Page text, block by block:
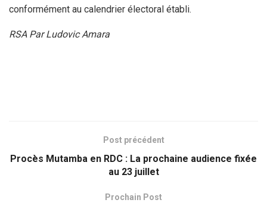
conformément au calendrier électoral établi.
RSA Par Ludovic Amara
Post précédent
Procès Mutamba en RDC : La prochaine audience fixée
au 23 juillet
Prochain Post